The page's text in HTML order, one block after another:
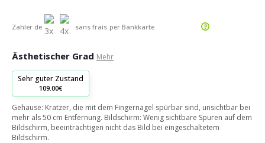
Zahler de sans frais per Bankkarte
Ästhetischer Grad Mehr
Sehr guter Zustand
109.00€
Gehäuse: Kratzer, die mit dem Fingernagel spürbar sind, unsichtbar bei
mehr als 50 cm Entfernung. Bildschirm: Wenig sichtbare Spuren auf dem
Bildschirm, beeinträchtigen nicht das Bild bei eingeschaltetem
Bildschirm.